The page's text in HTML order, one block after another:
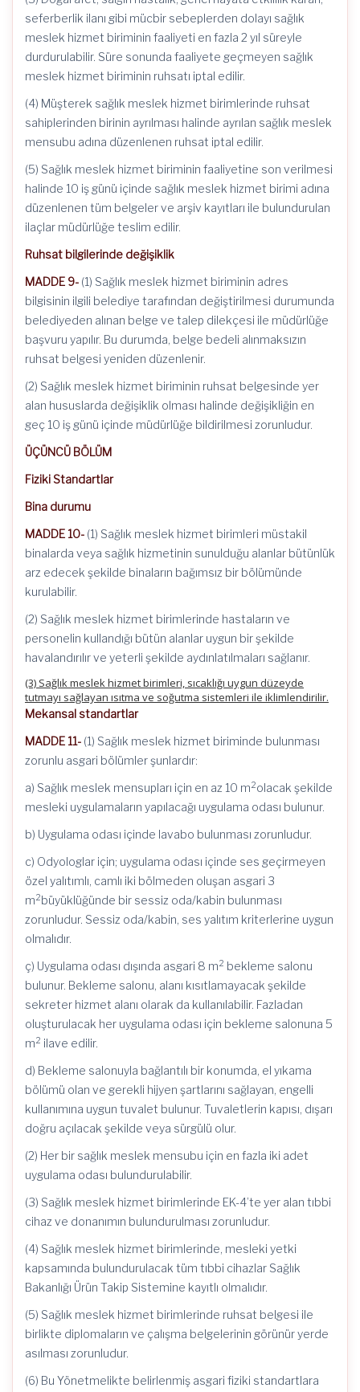
seferberlik ilanı gibi mücbir sebeplerden dolayı sağlık
meslek hizmet biriminin faaliyeti en fazla 2 yıl süreyle
durdurulabilir. Süre sonunda faaliyete geçmeyen sağlık
meslek hizmet biriminin ruhsatı iptal edilir.
(4) Müşterek sağlık meslek hizmet birimlerinde ruhsat
sahiplerinden birinin ayrılması halinde ayrılan sağlık meslek
mensubu adına düzenlenen ruhsat iptal edilir.
(5) Sağlık meslek hizmet biriminin faaliyetine son verilmesi
halinde 10 iş günü içinde sağlık meslek hizmet birimi adına
düzenlenen tüm belgeler ve arşiv kayıtları ile bulundurulan
ilaçlar müdürlüğe teslim edilir.
Ruhsat bilgilerinde değişiklik
MADDE 9- (1) Sağlık meslek hizmet biriminin adres
bilgisinin ilgili belediye tarafından değiştirilmesi durumunda
belediyeden alınan belge ve talep dilekçesi ile müdürlüğe
başvuru yapılır. Bu durumda, belge bedeli alınmaksızın
ruhsat belgesi yeniden düzenlenir.
(2) Sağlık meslek hizmet biriminin ruhsat belgesinde yer
alan hususlarda değişiklik olması halinde değişikliğin en
geç 10 iş günü içinde müdürlüğe bildirilmesi zorunludur.
ÜÇÜNCÜ BÖLÜM
Fiziki Standartlar
Bina durumu
MADDE 10- (1) Sağlık meslek hizmet birimleri müstakil
binalarda veya sağlık hizmetinin sunulduğu alanlar bütünlük
arz edecek şekilde binaların bağımsız bir bölümünde
kurulabilir.
(2) Sağlık meslek hizmet birimlerinde hastaların ve
personelin kullandığı bütün alanlar uygun bir şekilde
havalandırılır ve yeterli şekilde aydınlatılmaları sağlanır.
(3) Sağlık meslek hizmet birimleri, sıcaklığı uygun düzeyde
tutmayı sağlayan ısıtma ve soğutma sistemleri ile iklimlendirilir.
Mekansal standartlar
MADDE 11- (1) Sağlık meslek hizmet biriminde bulunması
zorunlu asgari bölümler şunlardır:
a) Sağlık meslek mensupları için en az 10 m2olacak şekilde
mesleki uygulamaların yapılacağı uygulama odası bulunur.
b) Uygulama odası içinde lavabo bulunması zorunludur.
c) Odyologlar için; uygulama odası içinde ses geçirmeyen
özel yalıtımlı, camlı iki bölmeden oluşan asgari 3
m2büyüklüğünde bir sessiz oda/kabin bulunması
zorunludur. Sessiz oda/kabin, ses yalıtım kriterlerine uygun
olmalıdır.
ç) Uygulama odası dışında asgari 8 m2 bekleme salonu
bulunur. Bekleme salonu, alanı kısıtlamayacak şekilde
sekreter hizmet alanı olarak da kullanılabilir. Fazladan
oluşturulacak her uygulama odası için bekleme salonuna 5
m2 ilave edilir.
d) Bekleme salonuyla bağlantılı bir konumda, el yıkama
bölümü olan ve gerekli hijyen şartlarını sağlayan, engelli
kullanımına uygun tuvalet bulunur. Tuvaletlerin kapısı, dışarı
doğru açılacak şekilde veya sürgülü olur.
(2) Her bir sağlık meslek mensubu için en fazla iki adet
uygulama odası bulundurulabilir.
(3) Sağlık meslek hizmet birimlerinde EK-4’te yer alan tıbbi
cihaz ve donanımın bulundurulması zorunludur.
(4) Sağlık meslek hizmet birimlerinde, mesleki yetki
kapsamında bulundurulacak tüm tıbbi cihazlar Sağlık
Bakanlığı Ürün Takip Sistemine kayıtlı olmalıdır.
(5) Sağlık meslek hizmet birimlerinde ruhsat belgesi ile
birlikte diplomaların ve çalışma belgelerinin görünür yerde
asılması zorunludur.
(6) Bu Yönetmelikte belirlenmiş asgari fiziki standartlara